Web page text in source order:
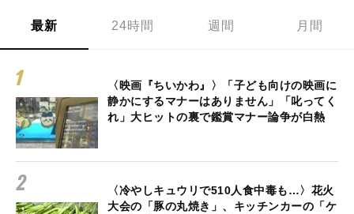
最新 24時間 週間 月間
〈映画『ちいかわ』〉「子ども向けの映画に
静かにするマナーはありません」「叱ってく
れ」大ヒットの裏で鑑賞マナー論争が白熱
〈冷やしキュウリで510人食中毒も…〉花火
大会の「豚の丸焼き」、キッチンカーの「ケ